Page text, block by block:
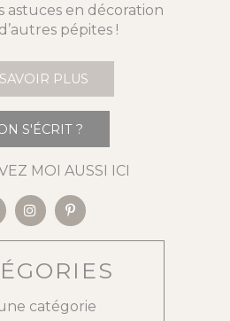
astuces en décoration
pépites !
PLUS
S'ÉCRIT ?
MOI AUSSI ICI
catégorie